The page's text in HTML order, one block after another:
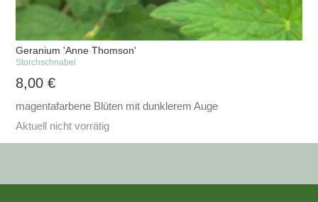
Geranium 'Anne Thomson'
Storchschnabel
8,00€
magentafarbene Blüten mit dunklerem Auge
Aktuell nicht vorrätig